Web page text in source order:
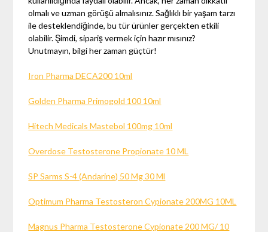
olmalı ve uzman görüşü almalısınız. Sağlıklı bir yaşam tarzı
ile desteklendiğinde, bu tür ürünler gerçekten etkili
olabilir. Şimdi, sipariş vermek için hazır mısınız?
Unutmayın, bilgi her zaman güçtür!
Iron Pharma DECA200 10ml
Golden Pharma Primogold 100 10ml
Hitech Medicals Mastebol 100mg 10ml
Overdose Testosterone Propionate 10 ML
SP Sarms S-4 (Andarine) 50 Mg 30 Ml
Optimum Pharma Testosteron Cypionate 200MG 10ML
Magnus Pharma Testosterone Cypionate 200 MG/ 10